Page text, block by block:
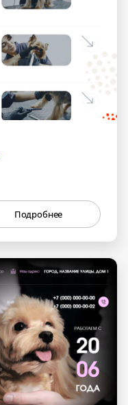
Подробнее